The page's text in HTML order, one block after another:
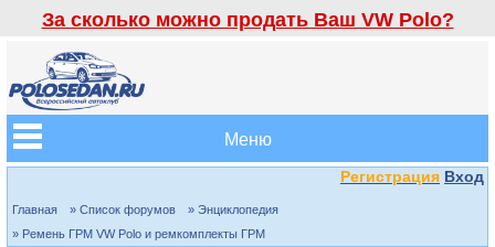
За сколько можно продать Ваш VW Polo?
Меню
Регистрация Вход
Главная » Список форумов
» Энциклопедия
» Ремень ГРМ VW Polo и ремкомплекты ГРМ